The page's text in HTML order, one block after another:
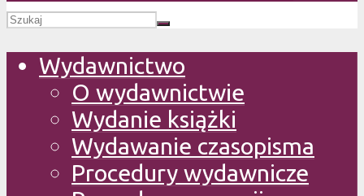
Wydawnictwo
O wydawnictwie
Wydanie książki
Wydawanie czasopisma
Procedury wydawnicze